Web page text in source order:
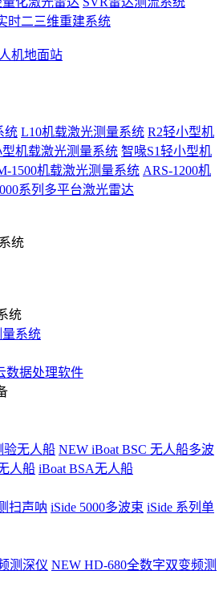
时二三维重建系统
机地面站
统 L10机载激光测量系统 R2轻小型机
型机载激光测量系统 智喙S1轻小型机
1500机载激光测量系统 ARS-1200机
系列多平台激光雷达
统
统
量系统
数据处理软件
验无人船 NEW iBoat BSC 无人船多波
人船 iBoat BSA无人船
扫声呐 iSide 5000多波束 iSide 系列单
测深仪 NEW HD-680全数字双变频测